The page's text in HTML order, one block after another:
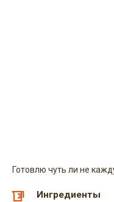
Готовлю чуть ли не
Ингредиенты